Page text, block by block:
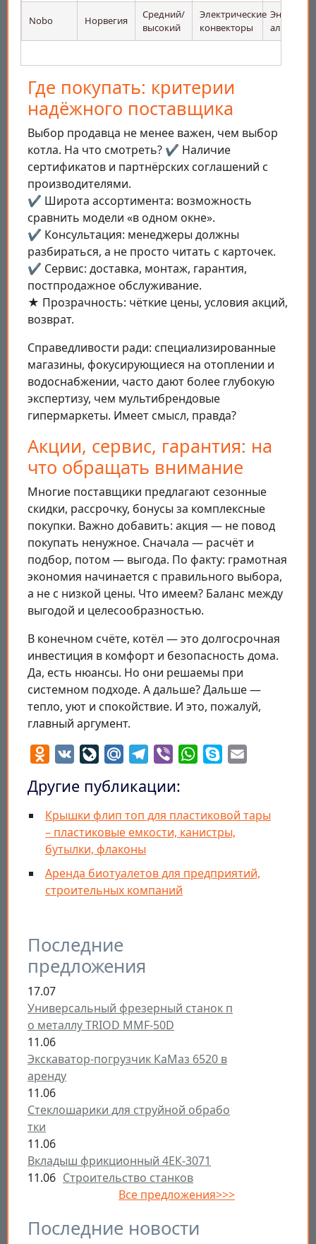
Последние
предложения
17.07
Универсальный фрезерный станок п
о металлу TRIOD MMF-50D
11.06
Экскаватор-погрузчик КаМаз 6520 в
аренду
11.06
Стеклошарики для струйной обрабо
тки
11.06
Вкладыш фрикционный 4ЕК-3071
11.06 Строительство станков
Все предложения>>>
Последние новости
Nobo Норвегия
Средний/
высокий
Электрические
конвекторы
Где покупать: критерии
надёжного поставщика
Выбор продавца не менее важен, чем выбор
котла. На что смотреть? ✔️ Наличие
сертификатов и партнёрских соглашений с
производителями.
✔️ Широта ассортимента: возможность
сравнить модели «в одном окне».
✔️ Консультация: менеджеры должны
разбираться, а не просто читать с карточек.
✔️ Сервис: доставка, монтаж, гарантия,
постпродажное обслуживание.
★ Прозрачность: чёткие цены, условия акций,
возврат.
Справедливости ради: специализированные
магазины, фокусирующиеся на отоплении и
водоснабжении, часто дают более глубокую
экспертизу, чем мультибрендовые
гипермаркеты. Имеет смысл, правда?
Акции, сервис, гарантия: на
что обращать внимание
Многие поставщики предлагают сезонные
скидки, рассрочку, бонусы за комплексные
покупки. Важно добавить: акция — не повод
покупать ненужное. Сначала — расчёт и
подбор, потом — выгода. По факту: грамотная
экономия начинается с правильного выбора,
а не с низкой цены. Что имеем? Баланс между
выгодой и целесообразностью.
В конечном счёте, котёл — это долгосрочная
инвестиция в комфорт и безопасность дома.
Да, есть нюансы. Но они решаемы при
системном подходе. А дальше? Дальше —
тепло, уют и спокойствие. И это, пожалуй,
главный аргумент.
Odnoklassniki
VK LiveJournal
Mail.RuTelegram
Viber WhatsApp
Skype
Другие публикации:
Крышки флип топ для пластиковой тары
– пластиковые емкости, канистры,
бутылки, флаконы
Аренда биотуалетов для предприятий,
строительных компаний